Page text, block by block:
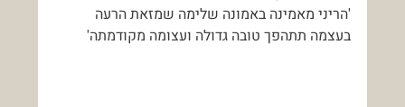
'הריני מאמינה באמונה שלימה שמזאת הרעה
בעצמה תתהפך טובה גדולה ועצומה מקודמתה'